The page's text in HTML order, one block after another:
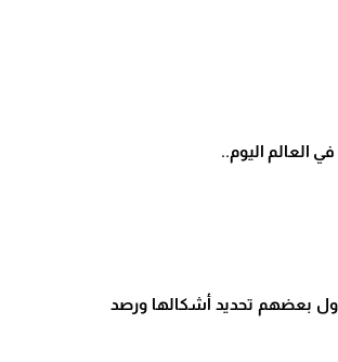
العالم اليوم..
بعضهم تحديد أشكالها ورصد